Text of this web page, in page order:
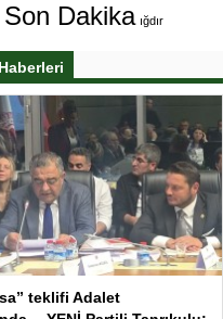
Dakika ığdır
teklifi Adalet